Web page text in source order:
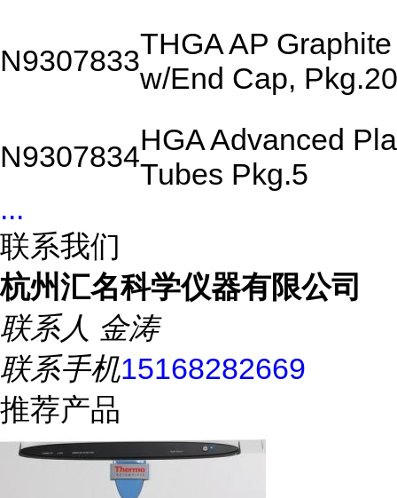
N9307833THGA AP
w/End Cap, Pkg.20
N9307834HGA Advanced
Tubes Pkg.5
...
联系我们
杭州汇名科学仪器有限公司
联系人 金涛
联系手机15168282669
推荐产品